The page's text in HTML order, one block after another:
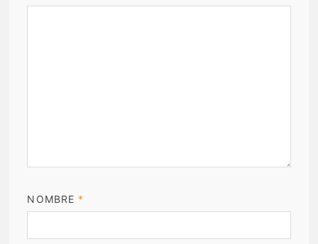
NOMBRE *